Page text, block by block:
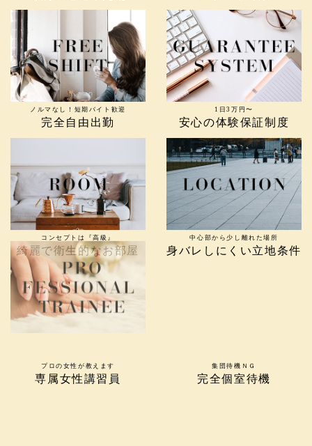
ノルマなし！短期バイト歓迎
完全自由出勤
1日3万円〜
安心の体験保証制度
コンセプトは『高級』
綺麗で衛生的なお部屋
中心部から少し離れた場所
身バレしにくい立地条件
プロの女性が教えます
専属女性講習員
集団待機ＮＧ
完全個室待機